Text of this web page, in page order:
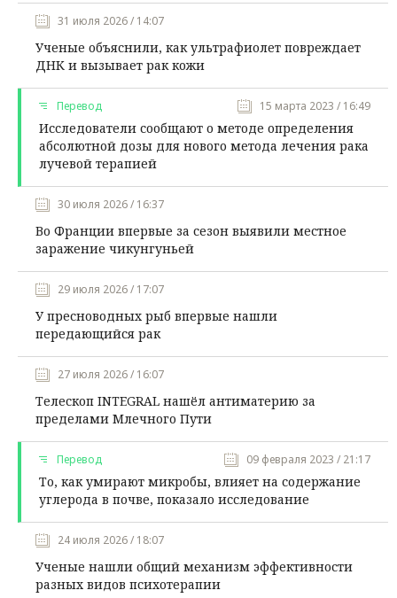
31 июля 2026 / 14:07
Ученые объяснили, как ультрафиолет повреждает
ДНК и вызывает рак кожи
Перевод 15 марта 2023 / 16:49
Исследователи сообщают о методе определения
абсолютной дозы для нового метода лечения рака
лучевой терапией
30 июля 2026 / 16:37
Во Франции впервые за сезон выявили местное
заражение чикунгуньей
29 июля 2026 / 17:07
У пресноводных рыб впервые нашли
передающийся рак
27 июля 2026 / 16:07
Телескоп INTEGRAL нашёл антиматерию за
пределами Млечного Пути
Перевод 09 февраля 2023 / 21:17
То, как умирают микробы, влияет на содержание
углерода в почве, показало исследование
24 июля 2026 / 18:07
Ученые нашли общий механизм эффективности
разных видов психотерапии